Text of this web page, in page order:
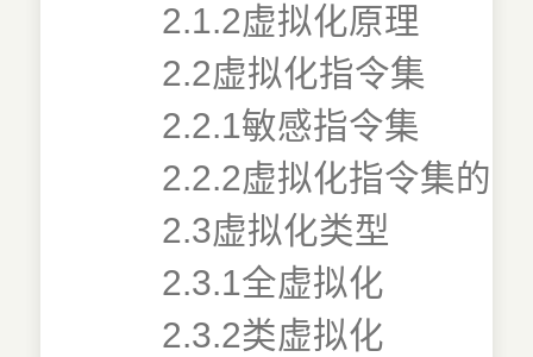
2.1.2虚拟化原理
2.2虚拟化指令集
2.2.1敏感指令集
2.2.2虚拟化指令集的
2.3虚拟化类型
2.3.1全虚拟化
2.3.2类虚拟化